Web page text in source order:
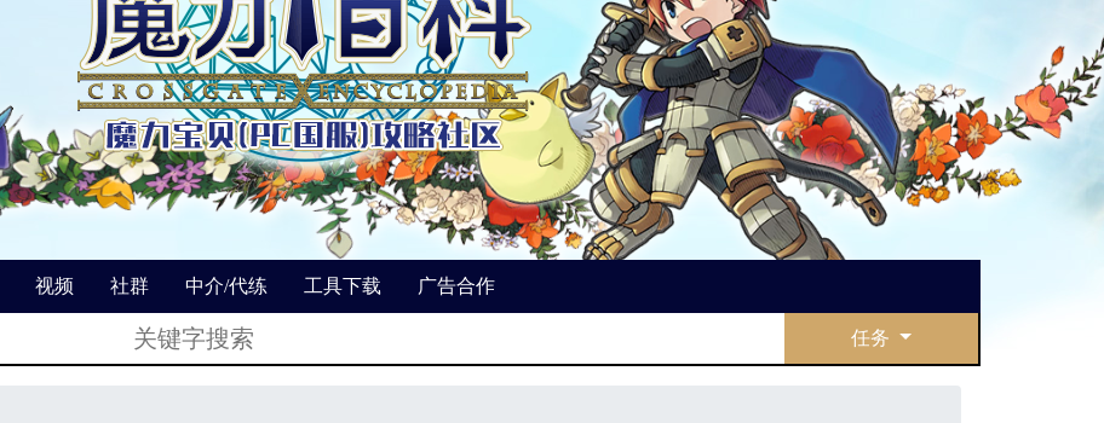
视频 社群 中介/代练 工具下载 广告合作
任务